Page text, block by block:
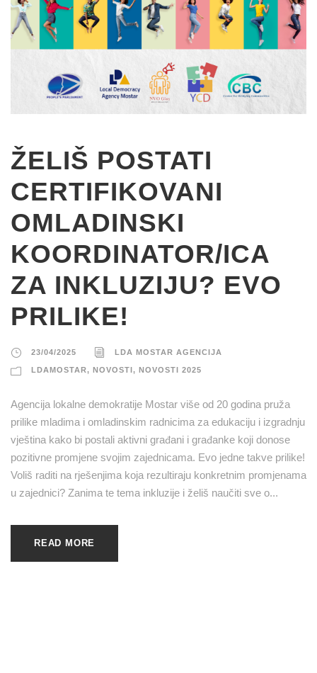
ŽELIŠ POSTATI
CERTIFIKOVANI
OMLADINSKI
KOORDINATOR/ICA
ZA INKLUZIJU? EVO
PRILIKE!
23/04/2025 LDA MOSTAR AGENCIJA
LDAMOSTAR, NOVOSTI, NOVOSTI 2025
Agencija lokalne demokratije Mostar više od 20 godina pruža
prilike mladima i omladinskim radnicima za edukaciju i izgradnju
vještina kako bi postali aktivni građani i građanke koji donose
pozitivne promjene svojim zajednicama. Evo jedne takve prilike!
Voliš raditi na rješenjima koja rezultiraju konkretnim promjenama
u zajednici? Zanima te tema inkluzije i želiš naučiti sve o...
READ MORE